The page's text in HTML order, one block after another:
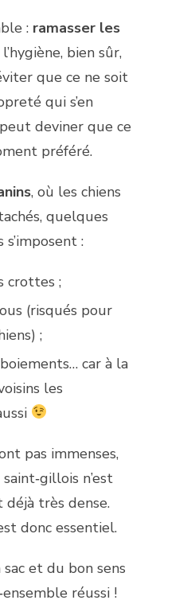
: ramasser les
bien sûr,
que ce ne soit
qui s’en
deviner que ce
préféré.
, où les chiens
quelques
:
crottes ;
(risqués pour
;
car à la
les
pas immenses,
n’est
très dense.
donc essentiel.
sac et du bon sens
réussi !